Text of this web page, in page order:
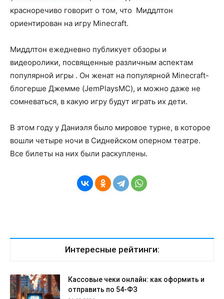
красноречиво говорит о том, что Миддлтон
ориентирован на игру Minecraft.
Миддлтон ежедневно публикует обзоры и
видеоролики, посвященные различным аспектам
популярной игры . Он женат на популярной Minecraft-
блогерше Джемме (JemPlaysMC), и можно даже не
сомневаться, в какую игру будут играть их дети.
В этом году у Даниэля было мировое турне, в которое
вошли четыре ночи в Сиднейском оперном театре.
Все билеты на них были раскуплены.
Интересные рейтинги:
Кассовые чеки онлайн: как оформить и
отправить по 54-ФЗ